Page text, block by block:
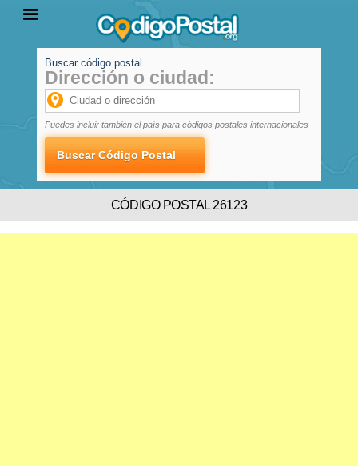
PROVINCIAS
LOCALIDADES
Buscar código postal
Dirección o ciudad:
Puedes incluir también el país para códigos postales internacionales
CÓDIGO POSTAL 26123